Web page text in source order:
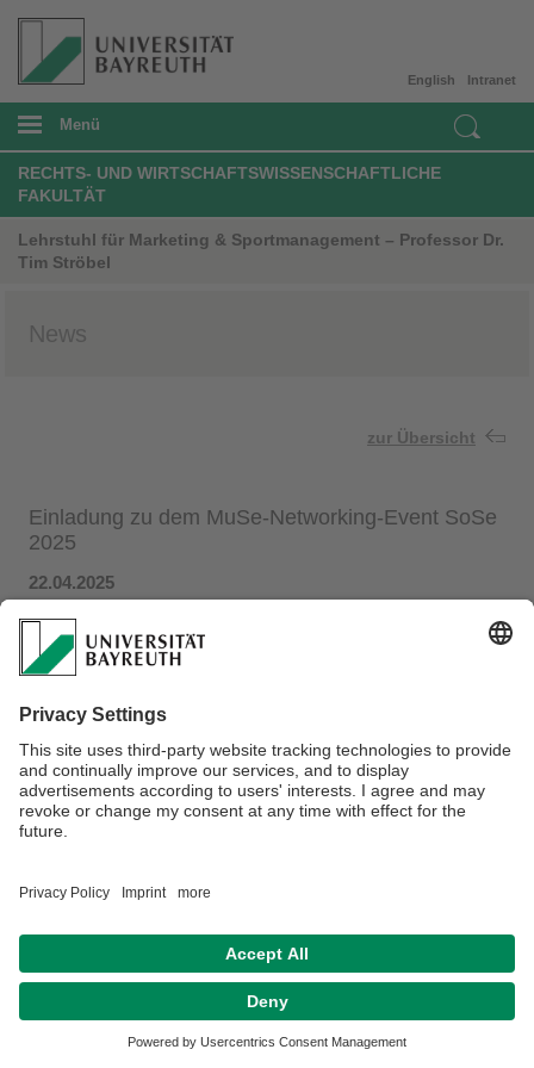
Intranet
English
Menü
RECHTS- UND WIRTSCHAFTSWISSENSCHAFTLICHE
FAKULTÄT
Lehrstuhl für Marketing & Sportmanagement – Professor Dr.
Tim Ströbel
News
zur Übersicht
Einladung zu dem MuSe-Networking-Event SoSe
2025
22.04.2025
Wir laden alle Interessierten an der Area Marketing &
Services herzlich zu dem MuSe-Networking-Event an der
Universität Bayreuth am Dienstag, den 29.04.2025 um
Details entnehmen
Kontakt
Barrierefreiheitserklärung